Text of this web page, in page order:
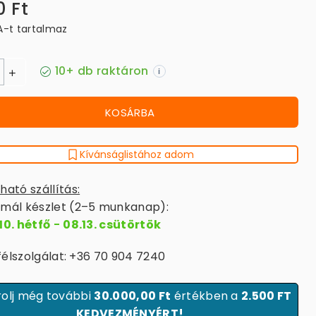
Ft
t tartalmaz
10+ db raktáron i
KOSÁRBA
Kívánságlistához adom
szállítás:
készlet (2–5 munkanap):
hétfő - 08.13. csütörtök
+36 70 904 7240
még további 30.000,00 Ft értékben a 2.500 FT